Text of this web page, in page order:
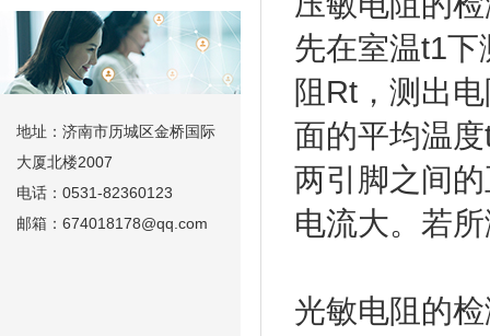
地址：济南市历城区金桥国际
大厦北楼2007
电话：0531-82360123
邮箱：674018178@qq.com
先在室温t1
阻Rt，测出
面的平均温
两引脚之间
电流大。若
光敏电